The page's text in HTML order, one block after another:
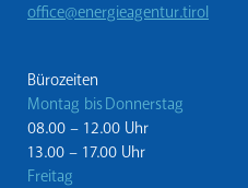
office@energieagentur.tirol
Bürozeiten
Montag bis Donnerstag
08.00 – 12.00 Uhr
13.00 – 17.00 Uhr
Freitag